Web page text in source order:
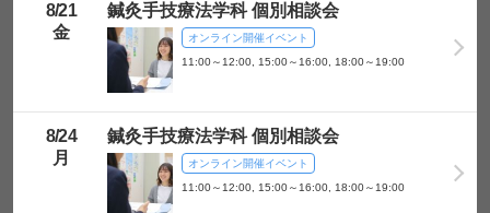
友達など）
希望する学部・学
科・コース
8/21
金
鍼灸手技療法学科 個別相談会
オンライン開催イベント
11:00～12:00, 15:00～16:00, 18:00～19:00
8/24
月
鍼灸手技療法学科 個別相談会
オンライン開催イベント
11:00～12:00, 15:00～16:00, 18:00～19:00